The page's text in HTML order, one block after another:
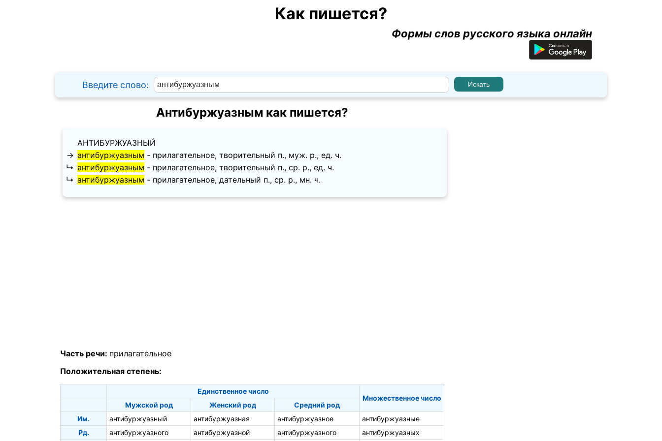
Как пишется?
Формы слов русского языка онлайн
Введите слово:
Антибуржуазным как пишется?
АНТИБУРЖУАЗНЫЙ
→ антибуржуазным - прилагательное, творительный п., муж. p., ед. ч.
↳ антибуржуазным - прилагательное, творительный п., ср. p., ед. ч.
↳ антибуржуазным - прилагательное, дательный п., ср. p., мн. ч.
Часть речи: прилагательное
Положительная степень:
Единственное число
Множественное число
Мужской род
Женский род
Средний род
Им.
антибуржуазный антибуржуазная антибуржуазное
антибуржуазные
Рд.
антибуржуазного антибуржуазной антибуржуазного антибуржуазных